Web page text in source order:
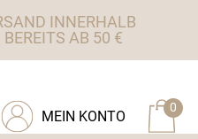
INNERHALB
AB 50 €
0
MEIN KONTO